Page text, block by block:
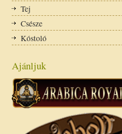
Tej
Csésze
Kóstoló
Ajánljuk